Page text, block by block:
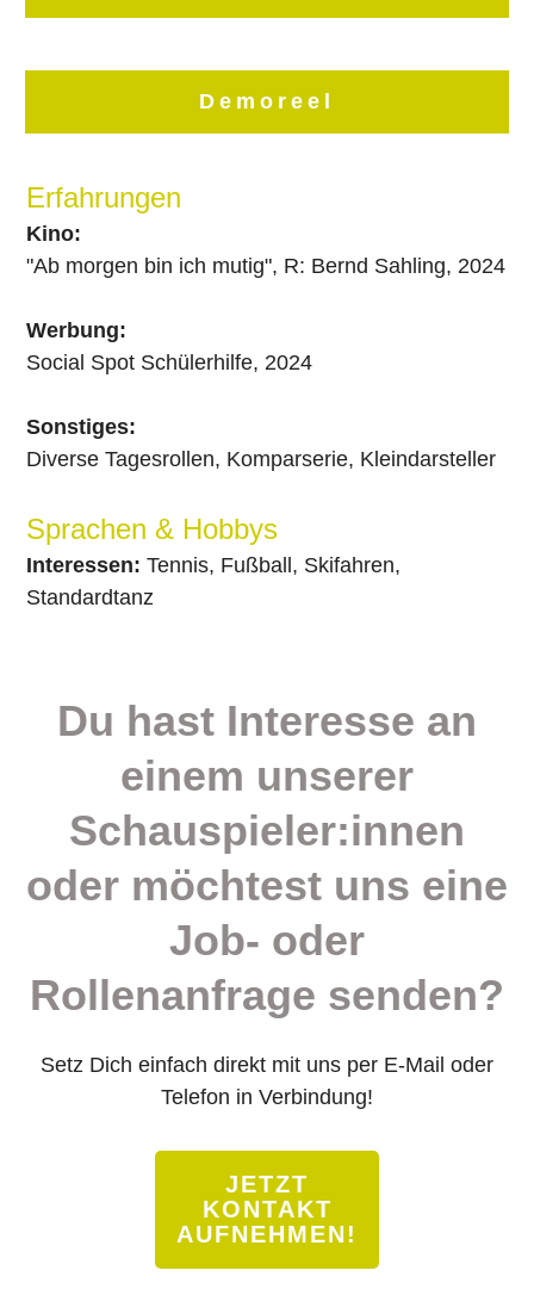
Demoreel
Erfahrungen
Kino:
"Ab morgen bin ich mutig", R: Bernd Sahling, 2024
Werbung:
Social Spot Schülerhilfe, 2024
Sonstiges:
Diverse Tagesrollen, Komparserie, Kleindarsteller
Sprachen & Hobbys
Interessen: Tennis, Fußball, Skifahren,
Standardtanz
Du hast Interesse an
einem unserer
Schauspieler:innen
oder möchtest uns eine
Job- oder
Rollenanfrage senden?
Setz Dich einfach direkt mit uns per E-Mail oder
Telefon in Verbindung!
JETZT
KONTAKT
AUFNEHMEN!